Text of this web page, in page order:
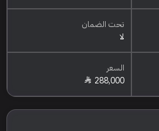
تحت الضمان
لا
السعر
288,000